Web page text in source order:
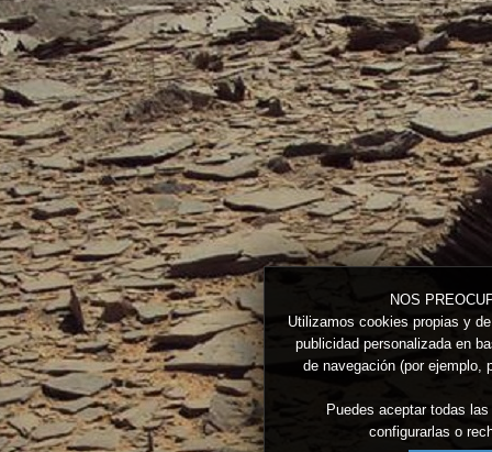
NOS
Utilizamos cookies propias y
publicidad personalizada en
de navegación (por
Puedes aceptar todas
configurarlas o